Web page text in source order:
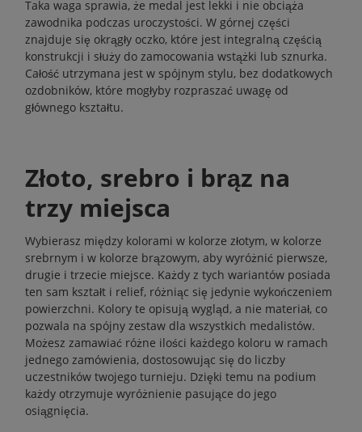
Taka waga sprawia, że medal jest lekki i nie obciąża
zawodnika podczas uroczystości. W górnej części
znajduje się okrągły oczko, które jest integralną częścią
konstrukcji i służy do zamocowania wstążki lub sznurka.
Całość utrzymana jest w spójnym stylu, bez dodatkowych
ozdobników, które mogłyby rozpraszać uwagę od
głównego kształtu.
Złoto, srebro i brąz na
trzy miejsca
Wybierasz między kolorami w kolorze złotym, w kolorze
srebrnym i w kolorze brązowym, aby wyróżnić pierwsze,
drugie i trzecie miejsce. Każdy z tych wariantów posiada
ten sam kształt i relief, różniąc się jedynie wykończeniem
powierzchni. Kolory te opisują wygląd, a nie materiał, co
pozwala na spójny zestaw dla wszystkich medalistów.
Możesz zamawiać różne ilości każdego koloru w ramach
jednego zamówienia, dostosowując się do liczby
uczestników twojego turnieju. Dzięki temu na podium
każdy otrzymuje wyróżnienie pasujące do jego
osiągnięcia.